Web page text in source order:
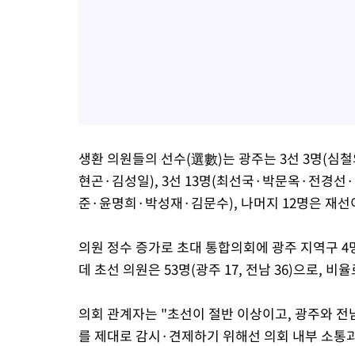
생환 의원들의 선수(選數)는 광주는 3선 3명(심
현곤·김성일), 3선 13명(최선국·박문옥·전경
준·윤명희·박성재·김문수), 나머지 12명은 재
의원 정수 증가로 초대 통합의회에 광주 지역구
데 초선 의원은 53명(광주 17, 전남 36)으로, 비
의회 관계자는 "초선이 절반 이상이고, 광주와
를 제대로 감시·견제하기 위해선 의회 내부 소